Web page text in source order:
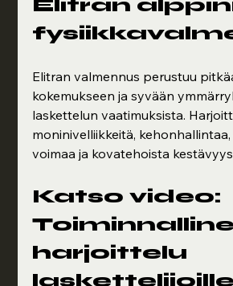
Elitran
Elitran valmennus perustuu
kokemukseen ja syvään
laskettelun vaatimuksista.
moninivelliikkeitä,
voimaa ja kovatehoista
Katso video:
harjoittelu
laskettelijoille